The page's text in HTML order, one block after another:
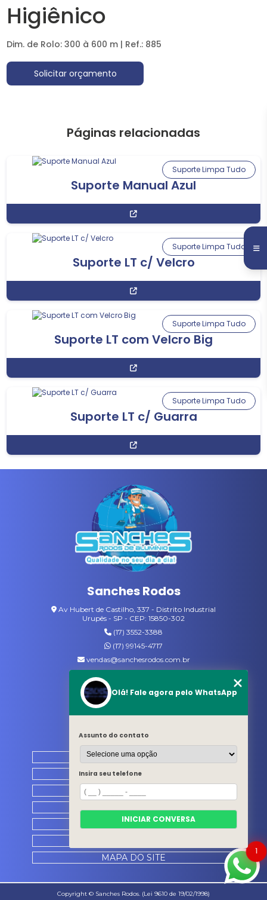
Higiênico
Dim. de Rolo: 300 à 600 m | Ref.: 885
Solicitar orçamento
Páginas relacionadas
Suporte Manual Azul
Suporte Limpa Tudo
Suporte LT c/ Velcro
Suporte Limpa Tudo
Suporte LT com Velcro Big
Suporte Limpa Tudo
Suporte LT c/ Guarra
Suporte Limpa Tudo
Sanches Rodos
Av Hubert de Castilho, 337 - Distrito Industrial
Urupês - SP - CEP: 15850-302
(17) 3552-3388
(17) 99145-4717
vendas@sanchesrodos.com.br
Siga-nos
MENU
HOME
QUEM SOMOS
PRODUTOS
CATÁLOGO
CONTATO
MAPA DO SITE
Copyright © Sanches Rodos. (Lei 9610 de 19/02/1998)
1
Olá! Fale agora pelo WhatsApp
Assunto do contato
Insira seu telefone
INICIAR CONVERSA